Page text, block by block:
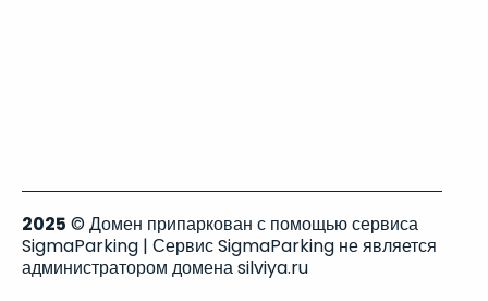
2025 © Домен припаркован с помощью сервиса
SigmaParking | Сервис SigmaParking не является
администратором домена silviya.ru